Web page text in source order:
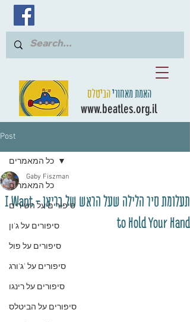
האמת מאחוריהביטלס
www.beatles.org.il
Post
כל המאמרים
סיפורים על השירים
סיפורים על ג'ון
סיפורים על פול
סיפורים על 'ג'ורג
סיפורים על רינגו
סיפורים על הביטלס
כל המאמרים
תעלומת סיר הלילה שעל הראש של בריאן - I Want
to Hold Your Hand
Gaby Fiszman